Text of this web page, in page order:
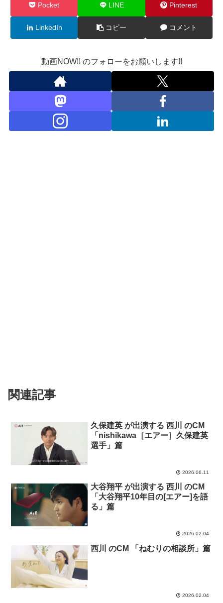
Pocket LINE Pinterest
LinkedIn コピー コメント
動画NOW!! のフォローをお願いします!!
関連記事
久保建英 が出演する 西川 のCM
「nishikawa［エアー］久保建英
選手」篇
2026.06.11
大谷翔平 が出演する 西川 のCM
「大谷翔平10年目の[エアー]を語
る」篇
2026.02.04
西川 のCM 「ねむりの相談所」篇
2026.02.04